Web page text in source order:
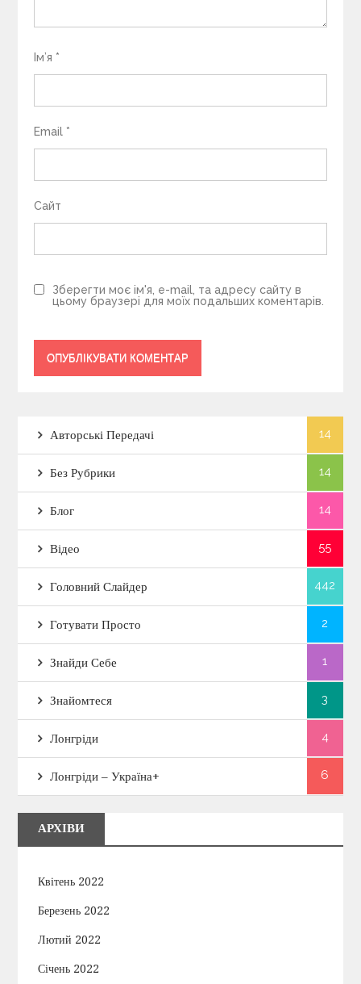
Ім’я *
Email *
Сайт
Зберегти моє ім'я, e-mail, та адресу сайту в
цьому браузері для моїх подальших коментарів.
Авторські Передачі 14
Без Рубрики 14
Блог 14
Відео 55
Головний Слайдер 442
Готувати Просто 2
Знайди Себе 1
Знайомтеся 3
Лонгріди 4
Лонгріди – Україна+ 6
АРХІВИ
Квітень 2022
Березень 2022
Лютий 2022
Січень 2022